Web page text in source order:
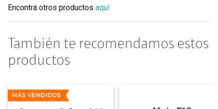
Encontrá otros productos aquí
También te recomendamos estos
productos